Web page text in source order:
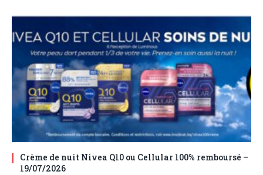
Crème de nuit Nivea Q10 ou Cellular 100% remboursé –
19/07/2026